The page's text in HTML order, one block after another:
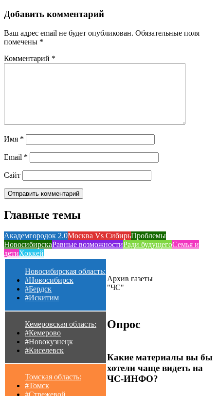
Добавить комментарий
Ваш адрес email не будет опубликован. Обязательные поля
помечены *
Комментарий *
Имя *
Email *
Сайт
Главные темы
Академгородок 2.0Москва Vs СибирьПроблемы
НовосибирскаРавные возможностиРади будущегоСемья и
детиХоккей
Новосибирская область:
#Новосибирск
#Бердск
#Искитим
Кемеровская область:
#Кемерово
#Новокузнецк
#Киселевск
Томская область:
#Томск
#Стрежевой
Архив газеты
"ЧС"
Опрос
Какие материалы вы бы
хотели чаще видеть на
ЧС-ИНФО?